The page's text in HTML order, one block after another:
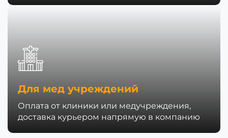
Для мед учреждений
Оплата от клиники или медучреждения,
доставка курьером напрямую в компанию